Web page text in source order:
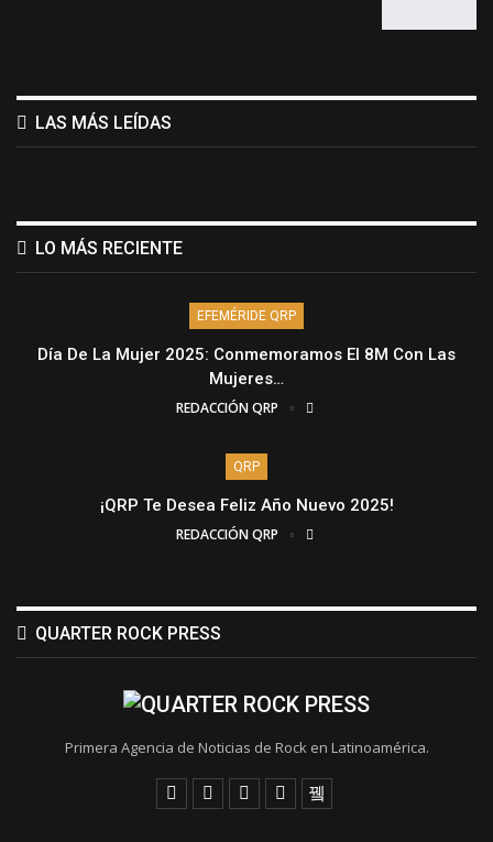
LAS MÁS LEÍDAS
LO MÁS RECIENTE
EFEMÉRIDE QRP
Día De La Mujer 2025: Conmemoramos El 8M Con Las
Mujeres…
REDACCIÓN QRP
QRP
¡QRP Te Desea Feliz Año Nuevo 2025!
REDACCIÓN QRP
QUARTER ROCK PRESS
Primera Agencia de Noticias de Rock en Latinoamérica.